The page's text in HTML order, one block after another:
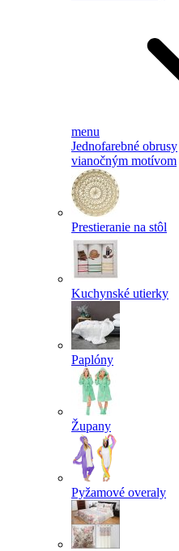
menu
Jednofarebné obrusy
vianočným motívom
Prestieranie na stôl
Kuchynské utierky
Paplóny
Župany
Pyžamové overaly